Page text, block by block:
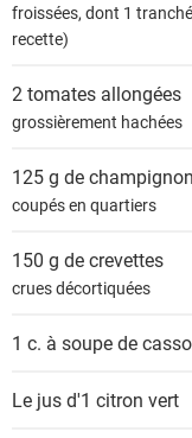
froissées, dont 1
recette)
2 tomates allongées
grossièrement hachées
125 g de
coupés en quartiers
150 g decrevettes
crues décortiquées
1 c. à soupe de
Le jus d'1 citron vert